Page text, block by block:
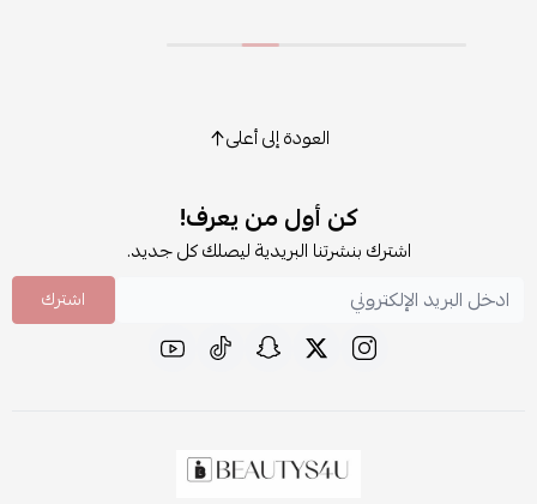
العودة إلى أعلى
كن أول من يعرف!
اشترك بنشرتنا البريدية ليصلك كل جديد.
اشترك